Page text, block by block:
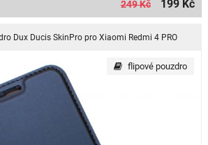
249 Kč 199 Kč
Dux Ducis SkinPro pro Xiaomi Redmi 4 PRO
flipové pouzdro